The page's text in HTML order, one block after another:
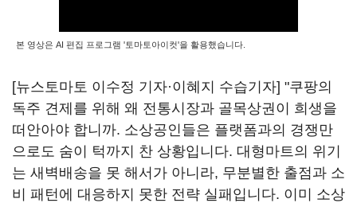
본 영상은 AI 편집 프로그램 '토마토아이컷'을 활용했습니다.
[뉴스토마토 이수정 기자·이혜지 수습기자] "쿠팡의
독주 견제를 위해 왜 전통시장과 골목상권이 희생을
떠안아야 합니까. 소상공인들은 플랫폼과의 경쟁만
으로도 숨이 턱까지 찬 상황입니다. 대형마트의 위기
는 새벽배송을 못 해서가 아니라, 무분별한 출점과 소
비 패턴에 대응하지 못한 전략 실패입니다. 이미 소상